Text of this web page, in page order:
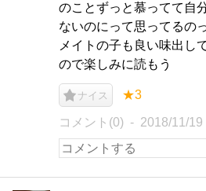
のことずっと慕ってて自
ないのにって思ってるの
メイトの子も良い味出し
ので楽しみに読もう
ナイス ★3
コメント(0) 2018/11/19